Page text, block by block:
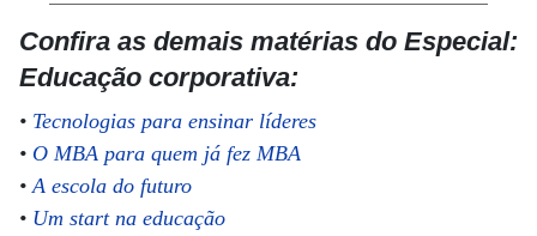
Confira as demais matérias do Especial:
Educação corporativa:
• Tecnologias para ensinar líderes
• O MBA para quem já fez MBA
• A escola do futuro
• Um start na educação